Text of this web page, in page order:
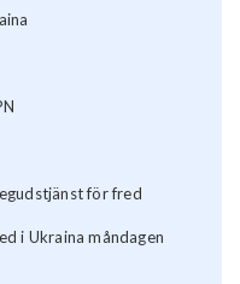
för fred
i Ukraina måndagen